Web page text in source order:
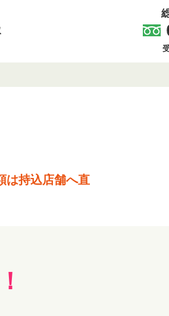
は持込店舗へ直